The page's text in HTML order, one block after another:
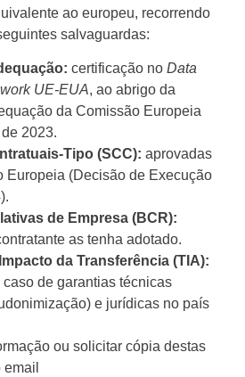
ao europeu, recorrendo
salvaguardas:
certificação no Data
UE-EUA, ao abrigo da
da Comissão Europeia
2023.
Tipo (SCC): aprovadas
Europeia (Decisão de Execução
de Empresa (BCR):
as tenha adotado.
da Transferência (TIA):
de garantias técnicas
e jurídicas no país
ou solicitar cópia destas